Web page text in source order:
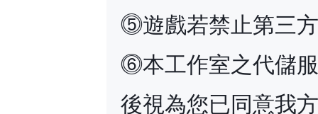
⓹遊戲若禁止第三
⓺本工作室之代儲
後視為您已同意我